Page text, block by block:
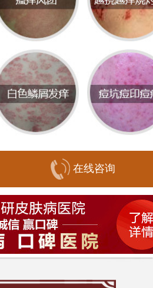
治疗方案。在治疗扁
疗法、激光治疗或药物
据患者的病情和个体
日常生活中也可以采
疣的症状。保持皮肤
湿环境中，保持充足
于加快康复。
科是治疗扁平疣的一
得到专业的诊断和治
困扰，重拾健康的肌
在线咨询